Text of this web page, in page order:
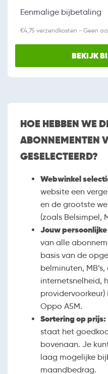
Eenmalige bijbetaling
€4,75 verzendkosten - Geen
BEKIJK
HOE HEBBEN WE
ABONNEMENTEN
GESELECTEERD?
Webwinkel
website een
en de grootste
(zoals Belsimpel,
Jouw
van alle
basis van de
belminuten,
internetsnelheid,
Oppo A5M.
Sortering op prijs:
staat het
bovenaan. Je
laag mogelijke
maandbedrag.